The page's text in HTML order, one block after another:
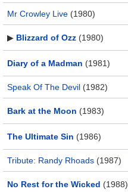
Mr Crowley Live (1980)
▶ Blizzard of Ozz (1980)
Diary of a Madman (1981)
Speak Of The Devil (1982)
Bark at the Moon (1983)
The Ultimate Sin (1986)
Tribute: Randy Rhoads (1987)
No Rest for the Wicked (1988)